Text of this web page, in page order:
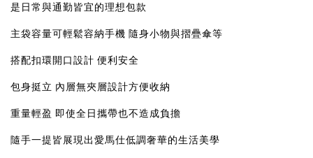
是日常與通勤皆宜的理想包款
主袋容量可輕鬆容納手機 隨身小物與摺疊傘等
搭配扣環開口設計 便利安全
包身挺立 內層無夾層設計方便收納
重量輕盈 即使全日攜帶也不造成負擔
隨手一提皆展現出愛馬仕低調奢華的生活美學